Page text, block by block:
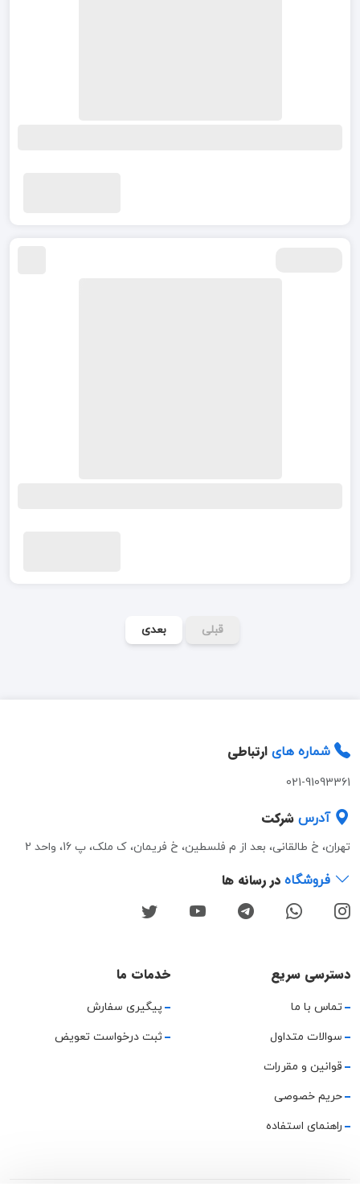
قبلی بعدی
شماره های ارتباطی
021-91093361
آدرس شرکت
تهران، خ طالقانی، بعد از م فلسطین، خ فریمان، ک ملک، پ 16، واحد 2
فروشگاه در رسانه ها
دسترسی سریع
تماس با ما
سوالات متداول
قوانین و مقررات
حریم خصوصی
راهنمای استفاده
خدمات ما
پیگیری سفارش
ثبت درخواست تعویض